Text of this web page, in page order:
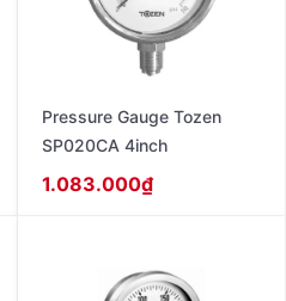
Pressure Gauge Tozen
SP020CA 4inch
1.083.000₫